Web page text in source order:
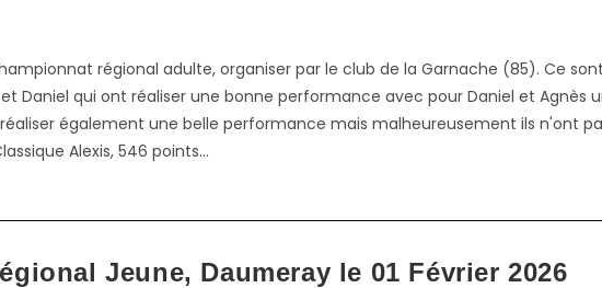
régional adulte, organiser par le club de la Garnache (85). Ce
Daniel qui ont réaliser une bonne performance avec pour Daniel et Agnès
également une belle performance mais malheureusement ils n'ont
Alexis, 546 points…
Jeune, Daumeray le 01 Février 2026